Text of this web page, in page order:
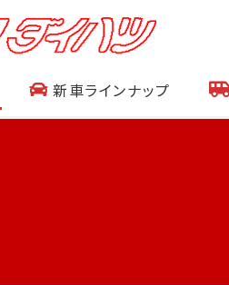
新車ラインナップ